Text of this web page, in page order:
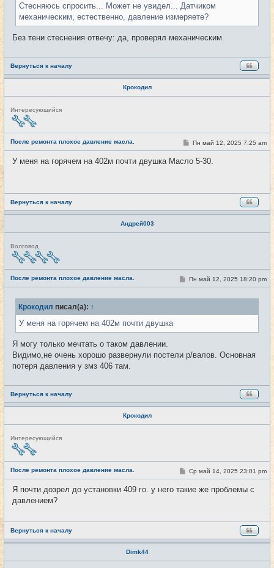
н
е
Стесняюсь спросить... Может не увидел... Датчиком
механическим, естественно, давление измеряете?
Без тени стеснения отвечу: да, проверял механическим.
Вернуться к началу
Крокодил
Н
е
т
и
Интересующийся
После ремонта плохое давление масла. #10
С
о
б
и
Пн май 12, 2025 7:25 am
У меня на горячем на 402м почти двушка Масло 5-30.
Вернуться к началу
Андрей003
Н
е
в
т
и
Волговод
После ремонта плохое давление масла. #11
С
о
б
е
Пн май 12, 2025 18:20 pm
Крокодил писал(а): ↑
У меня на горячем на 402м почти двушка
Я могу только мечтать о таком давлении.
Видимо,не очень хорошо развернули постели р/валов. Основная
потеря давления у змз 406 там.
Вернуться к началу
Крокодил
Н
е
в
т
и
Интересующийся
После ремонта плохое давление масла. #12
С
о
б
и
Ср май 14, 2025 23:01 pm
Я почти дозрел до установки 409 го. у него такие же проблемы с
давлением?
Вернуться к началу
Dimk44